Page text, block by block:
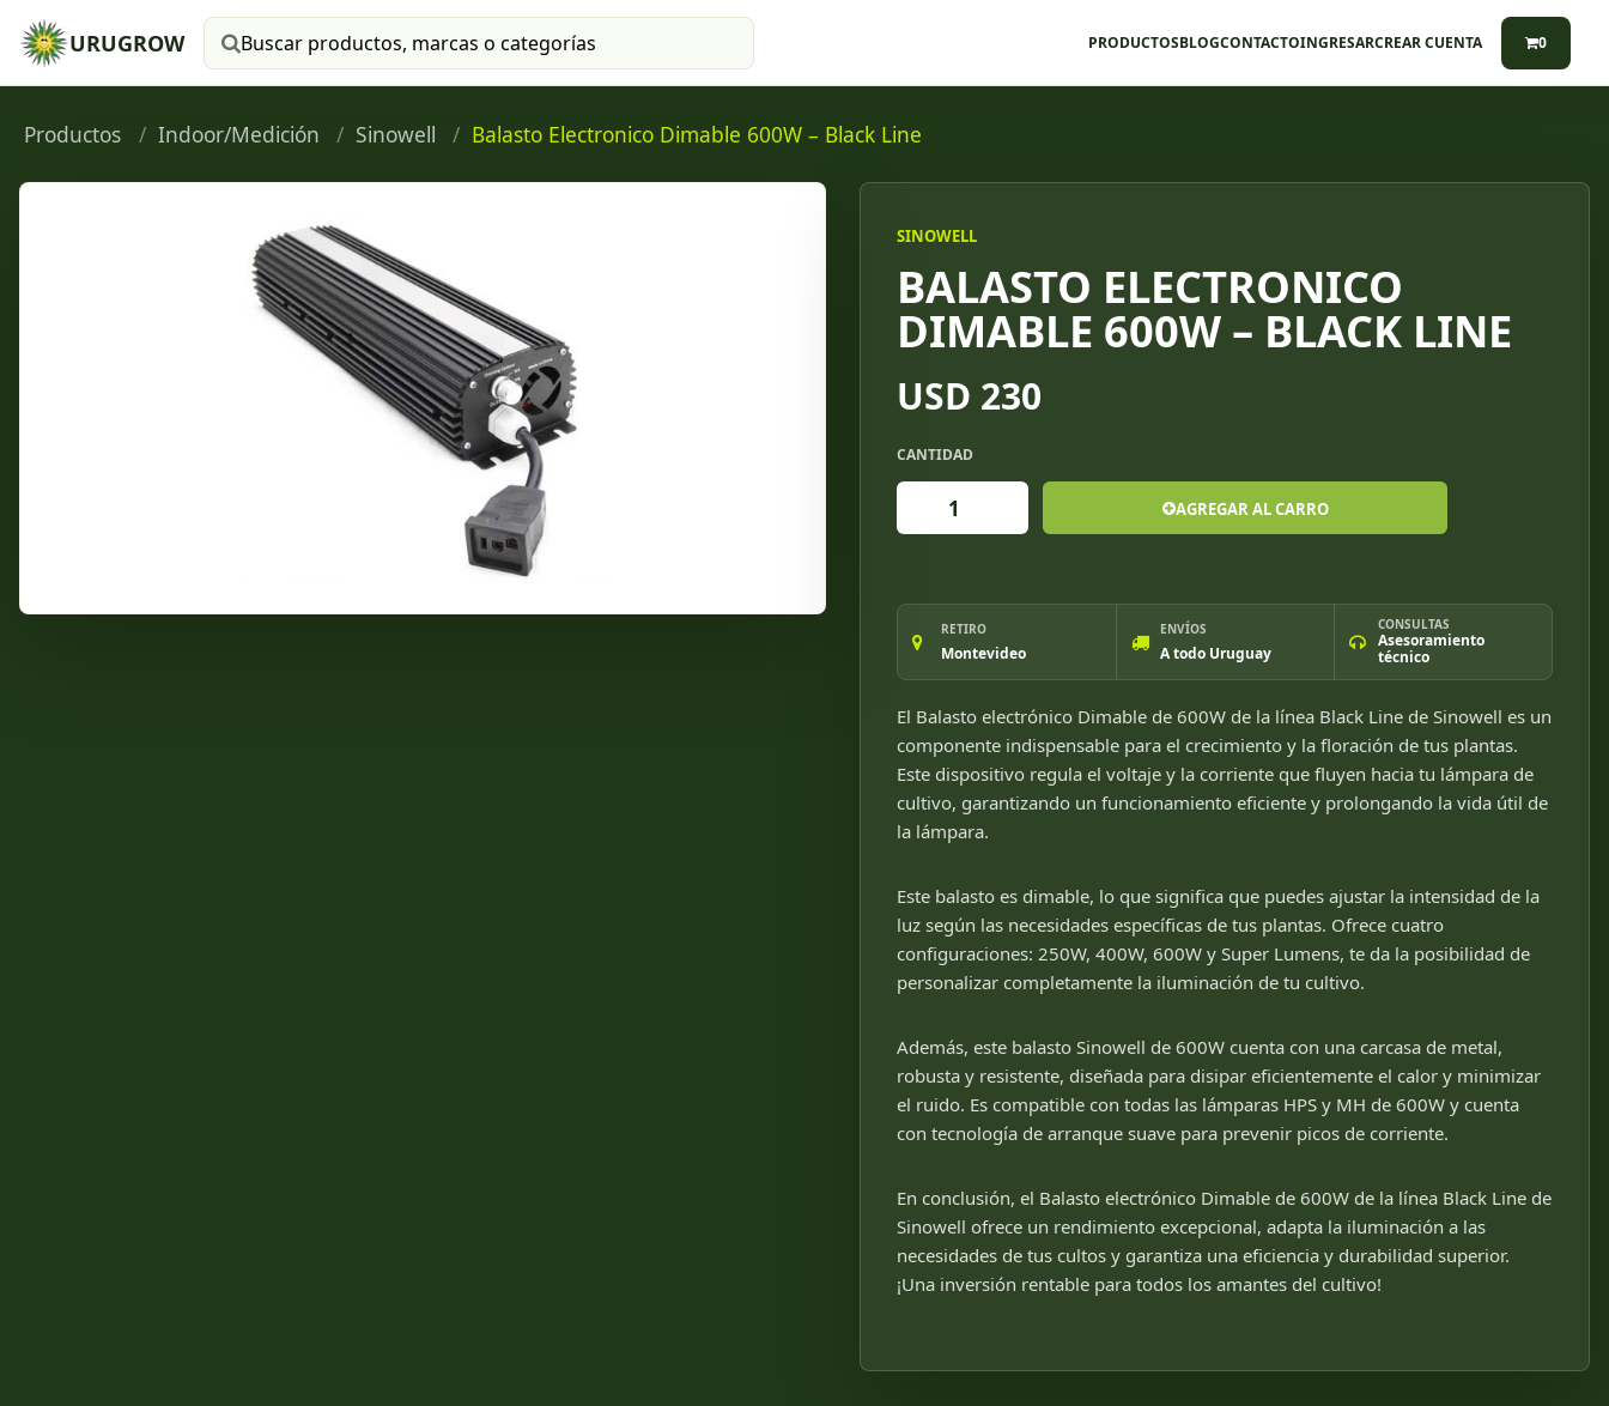
URUGROW Buscar productos PRODUCTOSBLOGCONTACTOINGRESARCREAR CUENTA 0
Productos Indoor/Medición Sinowell Balasto Electronico Dimable 600W – Black Line
SINOWELL
BALASTO ELECTRONICO
DIMABLE 600W – BLACK LINE
USD 230
CANTIDAD
AGREGAR AL CARRO
RETIRO
Montevideo
ENVÍOS
A todo Uruguay
CONSULTAS
Asesoramiento
técnico
El Balasto electrónico Dimable de 600W de la línea Black Line de Sinowell es un
componente indispensable para el crecimiento y la floración de tus plantas.
Este dispositivo regula el voltaje y la corriente que fluyen hacia tu lámpara de
cultivo, garantizando un funcionamiento eficiente y prolongando la vida útil de
la lámpara.
Este balasto es dimable, lo que significa que puedes ajustar la intensidad de la
luz según las necesidades específicas de tus plantas. Ofrece cuatro
configuraciones: 250W, 400W, 600W y Super Lumens, te da la posibilidad de
personalizar completamente la iluminación de tu cultivo.
Además, este balasto Sinowell de 600W cuenta con una carcasa de metal,
robusta y resistente, diseñada para disipar eficientemente el calor y minimizar
el ruido. Es compatible con todas las lámparas HPS y MH de 600W y cuenta
con tecnología de arranque suave para prevenir picos de corriente.
En conclusión, el Balasto electrónico Dimable de 600W de la línea Black Line de
Sinowell ofrece un rendimiento excepcional, adapta la iluminación a las
necesidades de tus cultos y garantiza una eficiencia y durabilidad superior.
¡Una inversión rentable para todos los amantes del cultivo!